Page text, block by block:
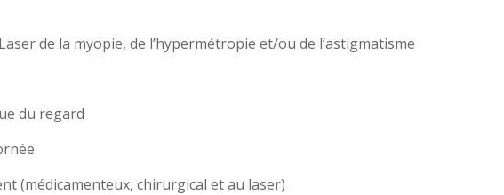
de la myopie, de l’hypermétropie et/ou de l’astigmatisme
du regard
(médicamenteux, chirurgical et au laser)